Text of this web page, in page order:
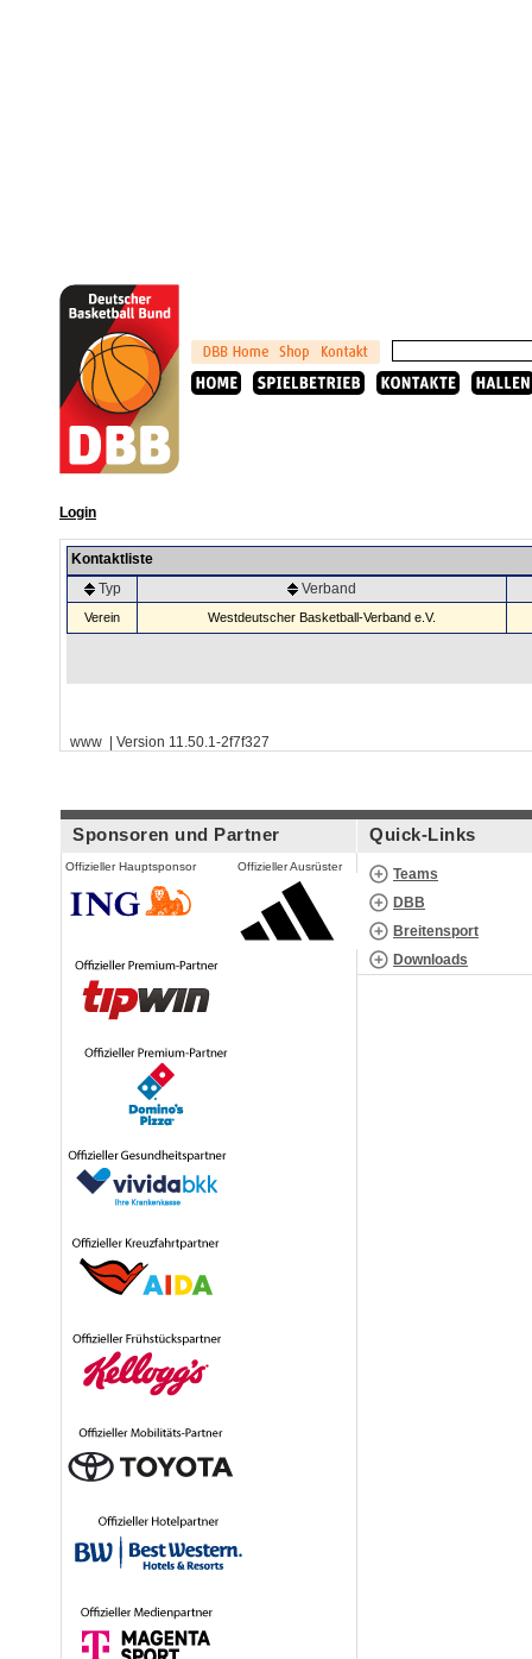
Login
Kontaktliste
Typ
Verband
Verein Westdeutscher Basketball-Verband e.V.
www | Version 11.50.1-2f7f327
Sponsoren und Partner
Offizieller Hauptsponsor Offizieller Ausrüster
Quick-Links
Teams
DBB
Breitensport
Downloads